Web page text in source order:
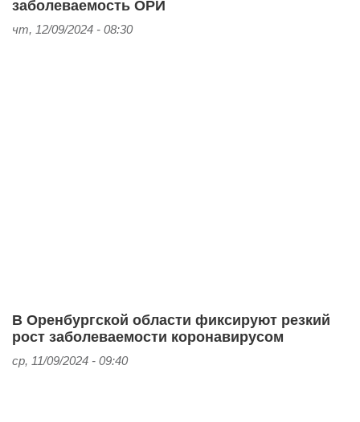
заболеваемость ОРИ
чт, 12/09/2024 - 08:30
В Оренбургской области фиксируют резкий
рост заболеваемости коронавирусом
ср, 11/09/2024 - 09:40